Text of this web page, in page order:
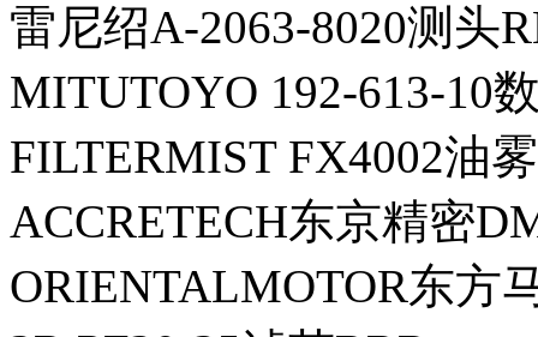
雷尼绍A-2063-8020测头
MITUTOYO 192-613-10
FILTERMIST FX4002油
ACCRETECH东京精密
ORIENTALMOTOR东方